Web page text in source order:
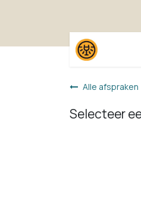
Alle afspraken
Selecteer